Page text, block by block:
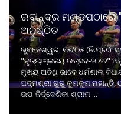
ରବୀନ୍ଦ୍ର
ଅନୁଷ୍ଠିତ
ଭୁବନେଶ୍ୱର, ୧୫/୦୫ (ନି.ପ୍ର.):
"ନୃତ୍ୟାଞ୍ଜଳୟ ଉତ୍ସବ-୨୦୨୨"
ମୁଖ୍ୟ ଅତିଥି ଭାବେ ଧର୍ମଶାଳା
ପଦ୍ମଶ୍ରୀ ଗୁରୁ କୁମକୁମ ମହାନ୍ତି,
ଉପ-ନିର୍ଦ୍ଦେଶିକା ଶ୍ରୀମ ...